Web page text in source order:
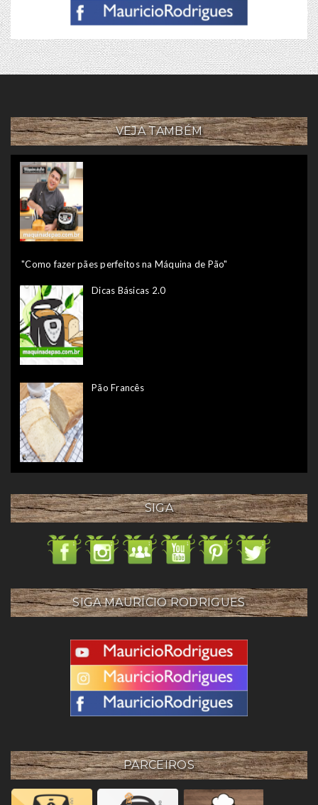
VEJA TAMBÉM
"Como fazer pães perfeitos na Máquina de Pão"
Dicas Básicas 2.0
Pão Francês
SIGA
SIGA MAURÍCIO RODRIGUES
PARCEIROS